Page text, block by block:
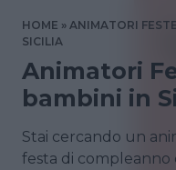
HOME
ANIMATORI
SICILIA
Animatori
bambini in
Stai cercando un
festa di